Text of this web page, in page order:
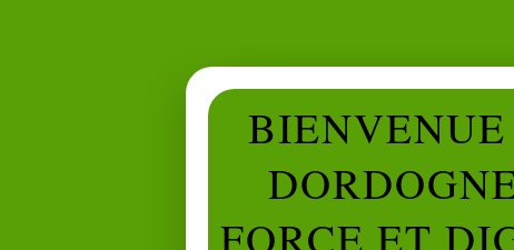
FORCE ET